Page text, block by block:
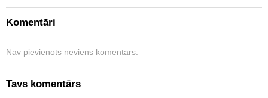
Komentāri
Nav pievienots neviens komentārs.
Tavs komentārs